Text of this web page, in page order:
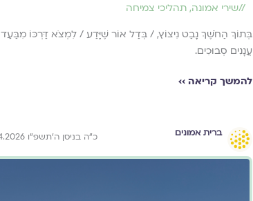
//שירי אמונה,תהליכי צמיחה
בְּתוֹךְ הַחֹשֶׁךְ נָבַט נִיצוֹץ, / בְּדַל אוֹר שֶׁיָּדַע / לִמְצֹא דַּרְכּוֹ מִבַּעַד
עֲנָנִים סְבוּכִים.
להמשך קריאה ››
ברית אמונים כ״ה בניסן ה׳תשפ״ו 12.4.2026